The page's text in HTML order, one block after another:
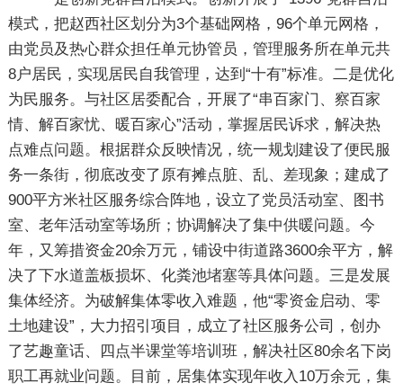
模式，把赵西社区划分为3个基础网格，96个单元网格，
由党员及热心群众担任单元协管员，管理服务所在单元共
8户居民，实现居民自我管理，达到“十有”标准。二是优化
为民服务。与社区居委配合，开展了“串百家门、察百家
情、解百家忧、暖百家心”活动，掌握居民诉求，解决热
点难点问题。根据群众反映情况，统一规划建设了便民服
务一条街，彻底改变了原有摊点脏、乱、差现象；建成了
900平方米社区服务综合阵地，设立了党员活动室、图书
室、老年活动室等场所；协调解决了集中供暖问题。今
年，又筹措资金20余万元，铺设中街道路3600余平方，解
决了下水道盖板损坏、化粪池堵塞等具体问题。三是发展
集体经济。为破解集体零收入难题，他“零资金启动、零
土地建设”，大力招引项目，成立了社区服务公司，创办
了艺趣童话、四点半课堂等培训班，解决社区80余名下岗
职工再就业问题。目前，居集体实现年收入10万余元，集